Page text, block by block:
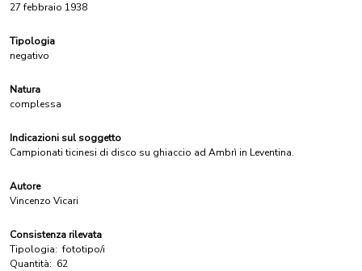
27 febbraio 1938
Tipologia
negativo
Natura
complessa
Indicazioni sul soggetto
Campionati ticinesi di disco su ghiaccio ad Ambrì in Leventina.
Autore
Vincenzo Vicari
Consistenza rilevata
Tipologia: fototipo/i
Quantità: 62